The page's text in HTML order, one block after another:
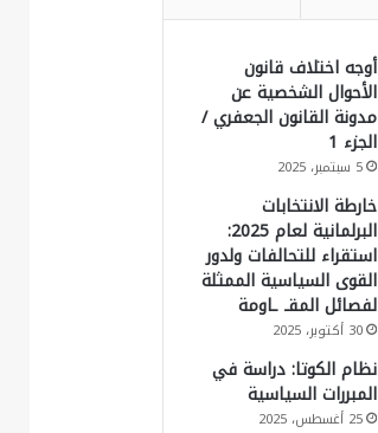
أوجه اختلاف قانون
الأحوال الشخصية عن
مدونة القانون الجعفري /
الجزء 1
5 سبتمبر، 2025
خارطة الانتخابات
البرلمانية لعام 2025:
استقراء للتحالفات ولدور
القوى السياسية الممثلة
لفصائل المقـ ـاومة
30 أكتوبر، 2025
نظام الكوتا: دراسة في
المبررات السياسية
25 أغسطس، 2025